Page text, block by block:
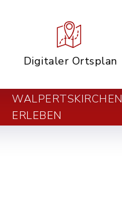
Digitaler Ortsplan
WALPERTSKIRCHEN
ERLEBEN